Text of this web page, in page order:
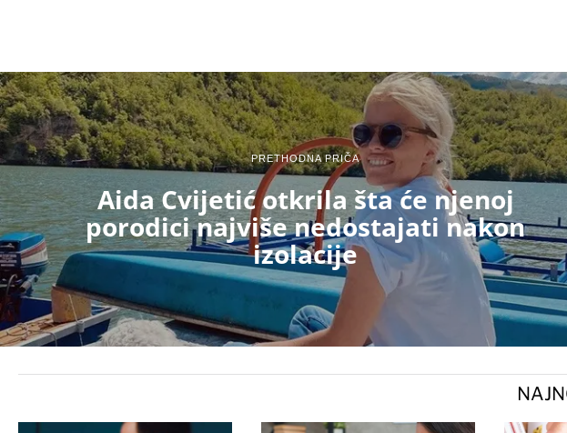
PRETHODNA PRIČA
Aida Cvijetić otkrila šta će njenoj
porodici najviše nedostajati nakon
izolacije